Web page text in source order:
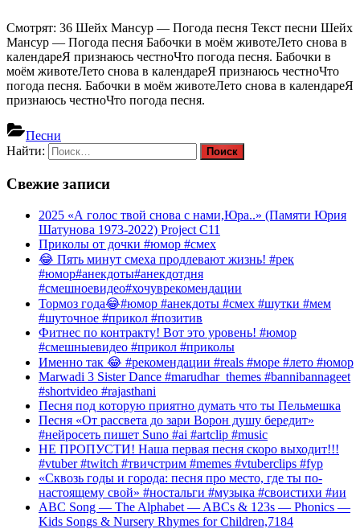
Смотрят: 36 Шейх Мансур — Погода песня Текст песни Шейх
Мансур — Погода песня Бабочки в моём животеЛето снова в
календареЯ признаюсь честноЧто погода песня. Бабочки в
моём животеЛето снова в календареЯ признаюсь честноЧто
погода песня. Бабочки в моём животеЛето снова в календареЯ
признаюсь честноЧто погода песня.
Песни
Найти:
Свежие записи
2025 «А голос твой снова с нами,Юра..» (Памяти Юрия
Шатунова 1973-2022) Project C11
Приколы от дочки #юмор #смех
😂 Пять минут смеха продлевают жизнь! #рек
#юмор#анекдоты#анекдотдня
#смешноевидео#хочуврекомендации
Тормоз года😂#юмор #анекдоты #смех #шутки #мем
#шуточное #прикол #позитив
Фитнес по контракту! Вот это уровень! #юмор
#смешныевидео #прикол #приколы
Именно так 😂 #рекомендации #reals #море #лето #юмор
Marwadi 3 Sister Dance #marudhar_themes #bannibannageet
#shortvideo #rajasthani
Песня под которую приятно думать что ты Пельмешка
Песня «От рассвета до зари Ворон душу бередит»
#нейросеть пишет Suno #ai #artclip #music
НЕ ПРОПУСТИ! Наша первая песня скоро выходит!!!
#vtuber #twitch #твичстрим #memes #vtuberclips #fyp
«Сквозь годы и города: песня про место, где ты по-
настоящему свой» #ностальги #музыка #своистихи #ии
ABC Song — The Alphabet — ABCs & 123s — Phonics —
Kids Songs & Nursery Rhymes for Children,7184